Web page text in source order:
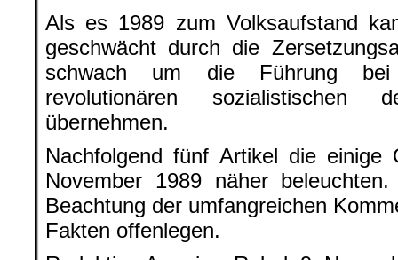
Als es 1989 zum Volksaufstand
geschwächt durch die
schwach um die Führung
revolutionären sozialistischen
übernehmen.
Nachfolgend fünf Artikel die einige
November 1989 näher
Beachtung der umfangreichen
Fakten offenlegen.